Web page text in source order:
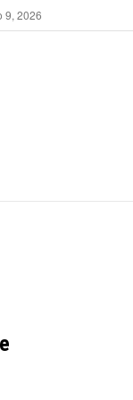
9, 2026